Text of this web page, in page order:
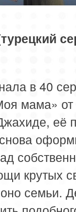
в 40
мама»
её
крутых
семьи.